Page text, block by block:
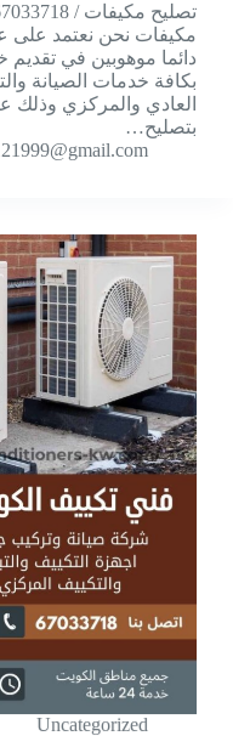
مكيفات نحن نعتمد على
دائما موهوبين في تقديم
بكافة خدمات الصيانة
بتصليح…
Uncategorized